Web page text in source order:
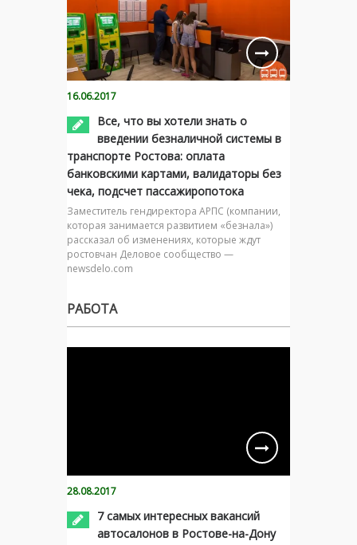
16.06.2017
Все, что вы хотели знать о
введении безналичной системы в
транспорте Ростова: оплата
банковскими картами, валидаторы без
чека, подсчет пассажиропотока
Заместитель гендиректора АРПС (компании,
которая занимается развитием «безнала»)
рассказал об изменениях, которые ждут
ростовчан Деловое сообщество —
newsdelo.com
РАБОТА
28.08.2017
7 самых интересных вакансий
автосалонов в Ростове-на-Дону